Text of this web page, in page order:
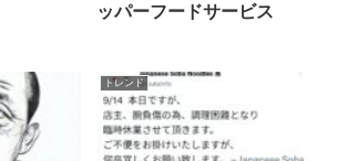
ッパーフードサービス
トレンド